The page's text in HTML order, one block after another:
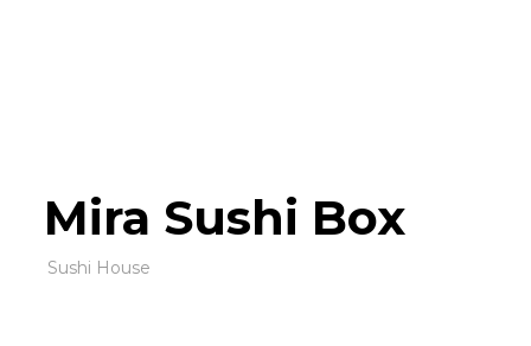
Contactos
Mira Sushi Box
Sushi House